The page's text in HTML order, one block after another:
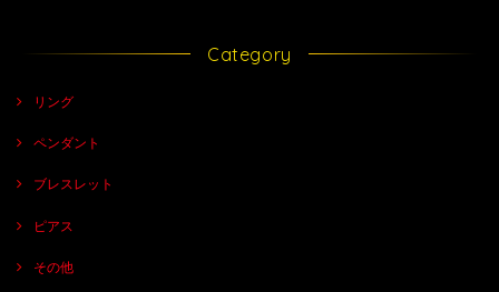
Category
リング
ペンダント
ブレスレット
ピアス
その他